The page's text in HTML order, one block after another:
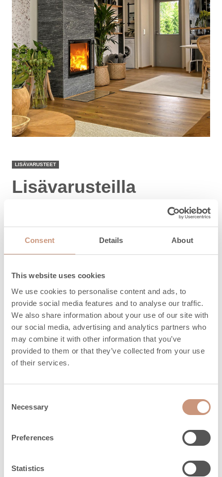
Consent Details About
This website uses cookies
We use cookies to personalise content and ads, to
provide social media features and to analyse our traffic.
We also share information about your use of our site with
our social media, advertising and analytics partners who
may combine it with other information that you’ve
provided to them or that they’ve collected from your use
of their services.
Selection
Necessary
Preferences
Statistics
LISÄVARUSTEET
Lisävarusteilla
täydennät takkaasi
edussuojat, takkavälineet, ruoanlaittoastiat ja
yhteydessä.
LUE LISÄÄ